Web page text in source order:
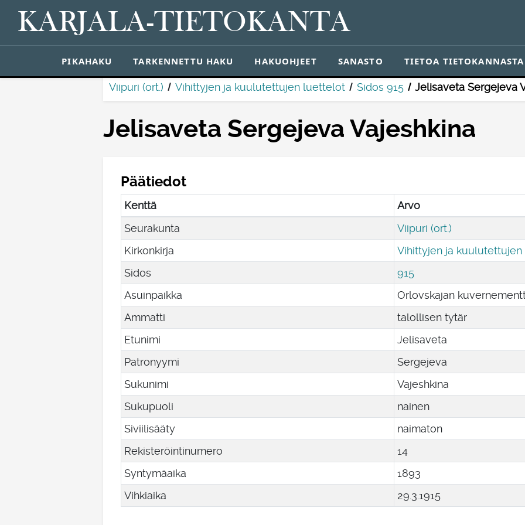
KARJALA-TIETOKANTA
PIKAHAKU TARKENNETTU HAKU HAKUOHJEET SANASTO TIETOA TIETOKANNASTA
Viipuri (ort.) Vihittyjen ja kuulutettujen luettelot Sidos 915 Jelisaveta Sergejeva
Jelisaveta Sergejeva Vajeshkina
Päätiedot
Kenttä
Arvo
Seurakunta
Viipuri (ort.)
Kirkonkirja
Vihittyjen ja
Sidos
915
Asuinpaikka
Orlovskajan
Ammatti
talollisen tytär
Etunimi
Jelisaveta
Patronyymi
Sergejeva
Sukunimi
Vajeshkina
Sukupuoli
nainen
Siviilisääty
naimaton
Rekisteröintinumero
14
Syntymäaika
1893
Vihkiaika
29 3.1915